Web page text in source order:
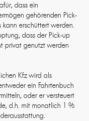
dass ein
gehörenden Pick-
erschüttert werden.
dass der Pick-up
privat genutzt werden
Kfz wird als
ein Fahrtenbuch
oder er versteuert
d.h. mit monatlich 1 %